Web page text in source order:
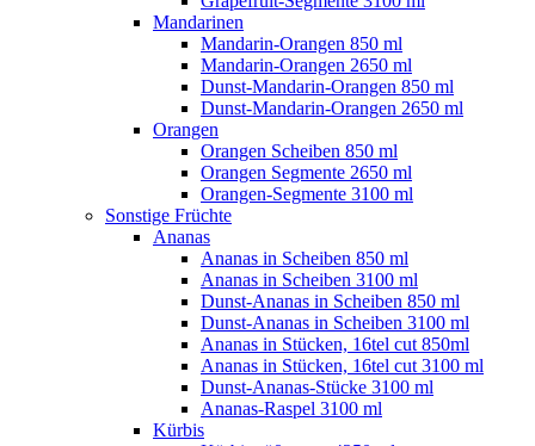
Mandarinen
Mandarin-Orangen 850 ml
Mandarin-Orangen 2650 ml
Dunst-Mandarin-Orangen 850 ml
Dunst-Mandarin-Orangen 2650 ml
Orangen
Orangen Scheiben 850 ml
Orangen Segmente 2650 ml
Orangen-Segmente 3100 ml
Sonstige Früchte
Ananas
Ananas in Scheiben 850 ml
Ananas in Scheiben 3100 ml
Dunst-Ananas in Scheiben 850 ml
Dunst-Ananas in Scheiben 3100 ml
Ananas in Stücken, 16tel cut 850ml
Ananas in Stücken, 16tel cut 3100 ml
Dunst-Ananas-Stücke 3100 ml
Ananas-Raspel 3100 ml
Kürbis